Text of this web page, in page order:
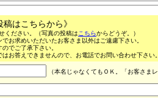
はこちらから》
ください。（写真の投稿は こちらからどうぞ。）
お求めいただいたお客さま以外はご遠慮下さい。
でご了承下さい。
お答えできませんので、お電話でお問い合わせ下さ
（本名じゃなくてもＯＫ。「お客さま